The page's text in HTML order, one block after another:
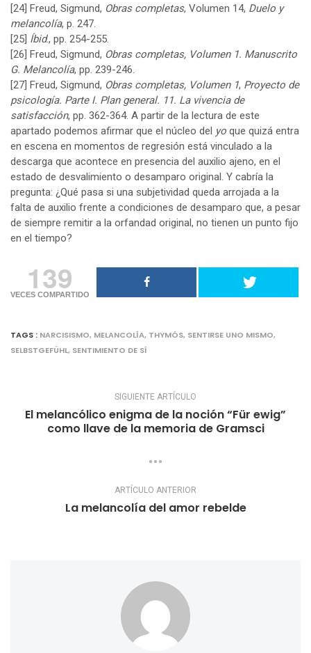
[24] Freud, Sigmund, Obras completas, Volumen 14, Duelo y
melancolía, p. 247.
[25] Íbid., pp. 254-255.
[26] Freud, Sigmund, Obras completas, Volumen 1. Manuscrito
G. Melancolía, pp. 239-246.
[27] Freud, Sigmund, Obras completas, Volumen 1, Proyecto de
psicología. Parte I. Plan general. 11. La vivencia de
satisfacción, pp. 362-364. A partir de la lectura de este
apartado podemos afirmar que el núcleo del yo que quizá entra
en escena en momentos de regresión está vinculado a la
descarga que acontece en presencia del auxilio ajeno, en el
estado de desvalimiento o desamparo original. Y cabría la
pregunta: ¿Qué pasa si una subjetividad queda arrojada a la
falta de auxilio frente a condiciones de desamparo que, a pesar
de siempre remitir a la orfandad original, no tienen un punto fijo
en el tiempo?
139
VECES COMPARTIDO
TAGS : NARCISISMO, MELANCOLÍA, THYMÓS, SENTIRSE UNO MISMO,
SELBSTGEFÜHL, SENTIMIENTO DE SÍ
SIGUIENTE ARTÍCULO
El melancólico enigma de la noción “Für ewig”
como llave de la memoria de Gramsci
ARTÍCULO ANTERIOR
La melancolía del amor rebelde